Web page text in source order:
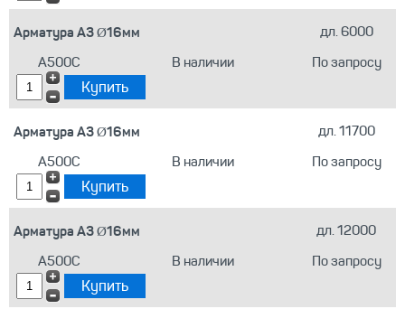
Арматура А3 Ø16мм
дл. 6000
А500С
В наличии По запросу
Арматура А3 Ø16мм
дл. 11700
А500С
В наличии По запросу
Арматура А3 Ø16мм
дл. 12000
А500С
В наличии По запросу